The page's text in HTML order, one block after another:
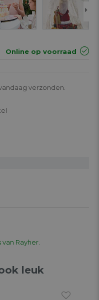
Online op voorraad
verzonden.
Rayher.
leuk